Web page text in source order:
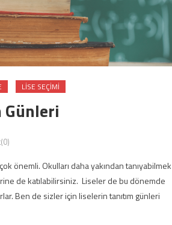
LISE SEÇIMI
Günleri
önemli. Okulları daha yakından tanıyabilmek
de katılabilirsiniz. Liseler de bu dönemde
Ben de sizler için liselerin tanıtım günleri